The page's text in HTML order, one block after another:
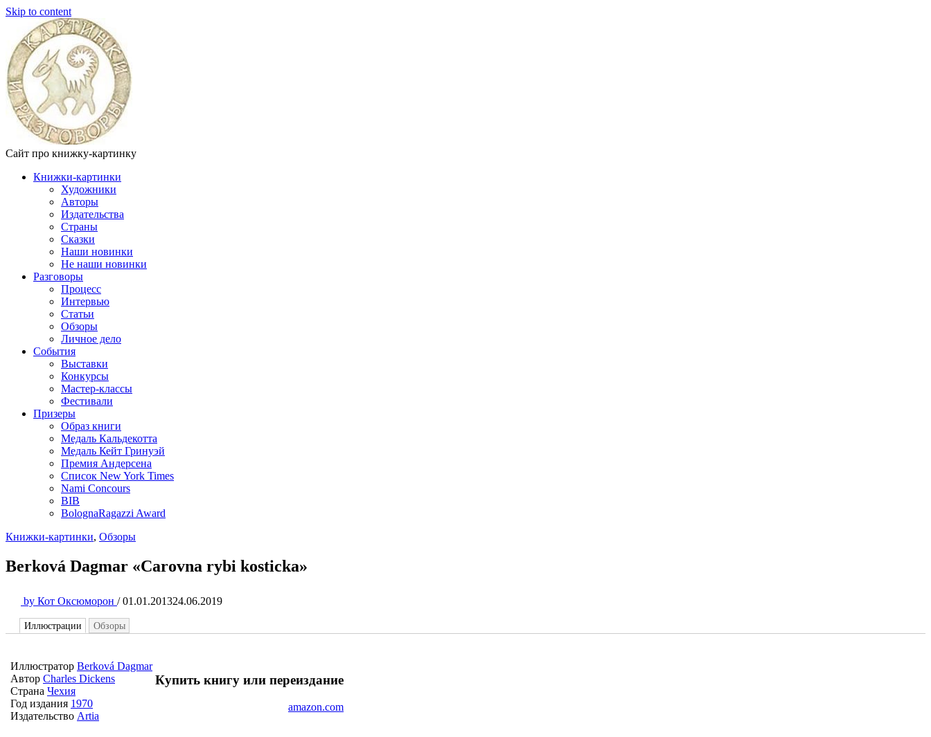
Skip to content
Сайт про книжку-картинку
Книжки-картинки
Художники
Авторы
Издательства
Страны
Сказки
Наши новинки
Не наши новинки
Разговоры
Процесс
Интервью
Статьи
Обзоры
Личное дело
События
Выставки
Конкурсы
Мастер-классы
Фестивали
Призеры
Образ книги
Медаль Кальдекотта
Медаль Кейт Гринуэй
Премия Андерсена
Список New York Times
Nami Concours
BIB
BolognaRagazzi Award
Книжки-картинки, Обзоры
Berková Dagmar «Carovna rybi kosticka»
by Кот Оксюморон / 01.01.201324.06.2019
Иллюстрации Обзоры
Иллюстратор Berková Dagmar
Автор Charles Dickens
Страна Чехия
Год издания 1970
Издательство Artia
Купить книгу или переиздание
amazon.com